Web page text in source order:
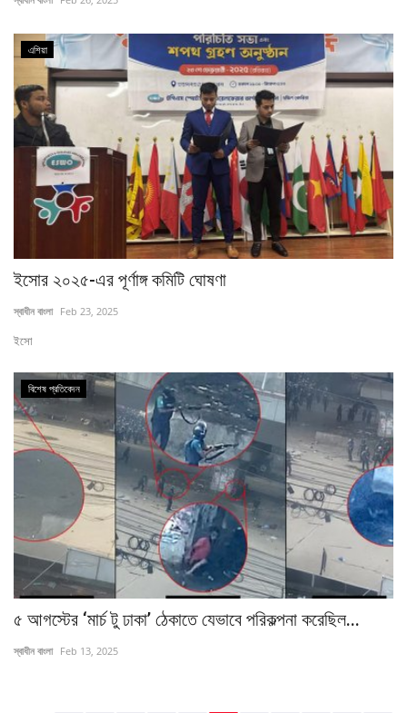
এশিয়া
ইসোর ২০২৫-এর পূর্ণাঙ্গ কমিটি ঘোষণা
স্বাধীন বাংলা Feb 23, 2025
ইসো
বিশেষ প্রতিবেদন
৫ আগস্টের ‘মার্চ টু ঢাকা’ ঠেকাতে যেভাবে পরিকল্পনা করেছিল...
স্বাধীন বাংলা Feb 13, 2025